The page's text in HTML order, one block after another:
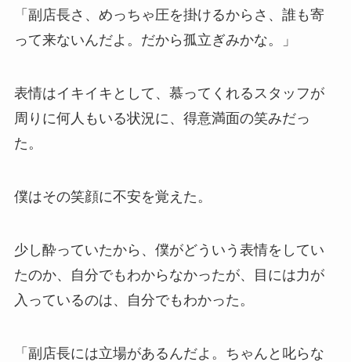
「副店長さ、めっちゃ圧を掛けるからさ、誰も寄
って来ないんだよ。だから孤立ぎみかな。」
表情はイキイキとして、慕ってくれるスタッフが
周りに何人もいる状況に、得意満面の笑みだっ
た。
僕はその笑顔に不安を覚えた。
少し酔っていたから、僕がどういう表情をしてい
たのか、自分でもわからなかったが、目には力が
入っているのは、自分でもわかった。
「副店長には立場があるんだよ。ちゃんと叱らな